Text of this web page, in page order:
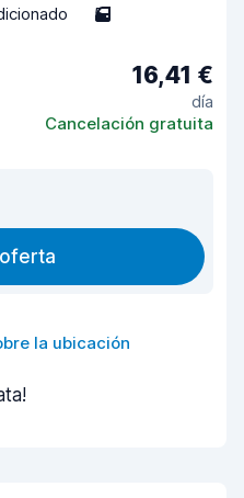
5
16,41 €
día
Cancelación gratuita
la ubicación